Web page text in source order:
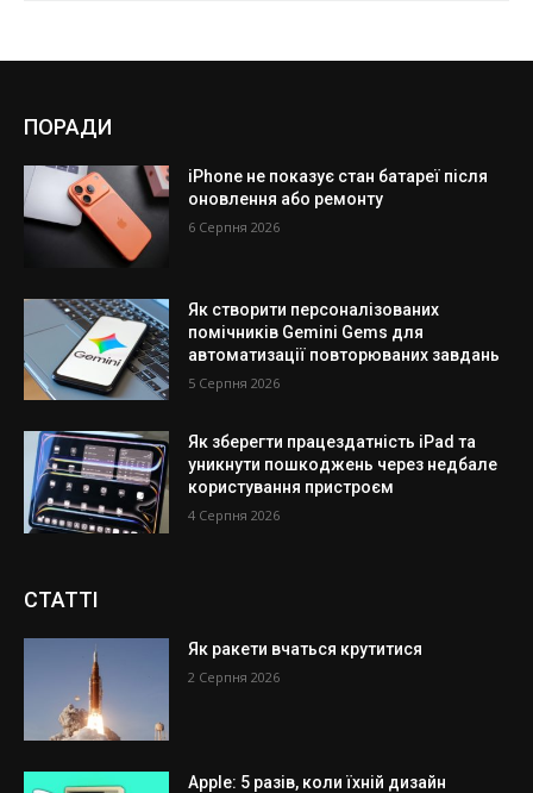
ПОРАДИ
iPhone не показує стан батареї після
оновлення або ремонту
6 Серпня 2026
Як створити персоналізованих
помічників Gemini Gems для
автоматизації повторюваних завдань
5 Серпня 2026
Як зберегти працездатність iPad та
уникнути пошкоджень через недбале
користування пристроєм
4 Серпня 2026
СТАТТІ
Як ракети вчаться крутитися
2 Серпня 2026
Apple: 5 разів, коли їхній дизайн